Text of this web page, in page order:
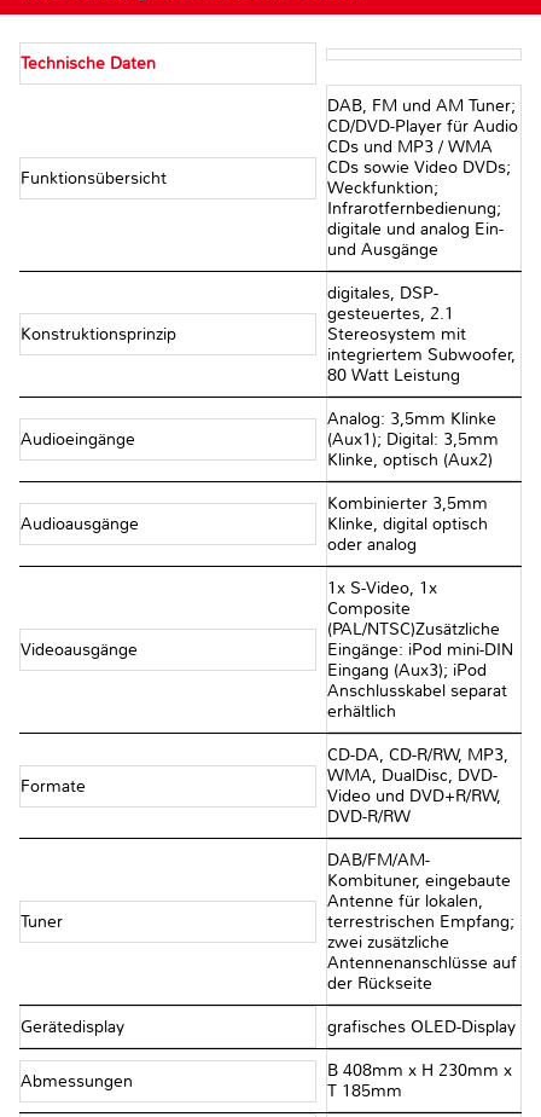
Technische Daten
Funktionsübersicht
DAB, FM und AM Tuner;
CD/DVD-Player für Audio
CDs und MP3 / WMA
CDs sowie Video DVDs;
Weckfunktion;
Infrarotfernbedienung;
digitale und analog Ein-
und Ausgänge
Konstruktionsprinzip
digitales, DSP-
gesteuertes, 2.1
Stereosystem mit
integriertem Subwoofer,
80 Watt Leistung
Audioeingänge
Analog: 3,5mm Klinke
(Aux1); Digital: 3,5mm
Klinke, optisch (Aux2)
Audioausgänge
Kombinierter 3,5mm
Klinke, digital optisch
oder analog
Videoausgänge
1x S-Video, 1x
Composite
(PAL/NTSC)Zusätzliche
Eingänge: iPod mini-DIN
Eingang (Aux3); iPod
Anschlusskabel separat
erhältlich
Formate
CD-DA, CD-R/RW, MP3,
WMA, DualDisc, DVD-
Video und DVD+R/RW,
DVD-R/RW
Tuner
DAB/FM/AM-
Kombituner, eingebaute
Antenne für lokalen,
terrestrischen Empfang;
zwei zusätzliche
Antennenanschlüsse auf
der Rückseite
Gerätedisplay grafisches OLED-Display
Abmessungen
B 408mm x H 230mm x
T 185mm